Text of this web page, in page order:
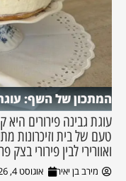
המתכון של השף:
עוגת גבינה פירורים היא
טעם של בית וזיכרונות
ואוורירי לבין פירורי
מירב בן יאיר אוגוסט 4, 2026